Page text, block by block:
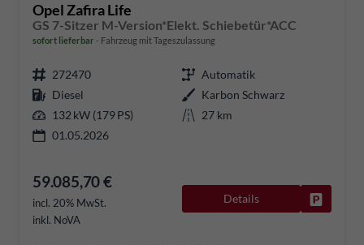
Opel Zafira Life
GS 7-Sitzer M-Version*Elekt. Schiebetür*ACC
sofort lieferbar Fahrzeug mit Tageszulassung
272470
Automatik
Diesel
Karbon Schwarz
132 kW (179 PS)
27 km
01.05.2026
59.085,70 €
incl. 20% MwSt.
inkl. NoVA
Details